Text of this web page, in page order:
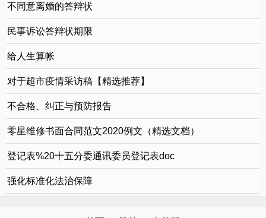
不同意离婚的答辩状
民事诉讼答辩状期限
给人生算帐
对于超市疫情采访稿【精选推荐】
不合格、纠正与预防报告
零星维修书面合同范文2020例文（精选文档）
登记表%20十五分委通讯委员登记表doc
强化标准化法治保障